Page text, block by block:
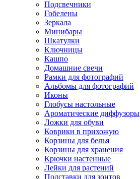
Подсвечники
Гобелены
Зеркала
Минибары
Шкатулки
Ключницы
Кашпо
Домашние свечи
Рамки для фотографий
Альбомы для фотографий
Иконы
Глобусы настольные
Ароматические диффузоры
Ложки для обуви
Коврики в прихожую
Корзины для белья
Корзины для хранения
Крючки настенные
Лейки для растений
Подставки для зонтов